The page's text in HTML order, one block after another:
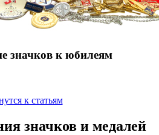
значков к юбилеям
к статьям
значков и медалей